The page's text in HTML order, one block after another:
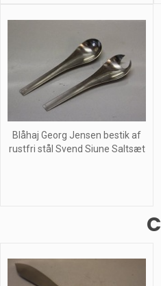
Blåhaj Georg Jensen bestik af
rustfri stål Svend Siune Saltsæt
C